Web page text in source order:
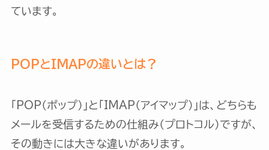
ています。
POPとIMAPの違いとは？
「POP（ポップ）」と「IMAP（アイマップ）」は、どちらも
メールを受信するための仕組み（プロトコル）ですが、
その動きには大きな違いがあります。